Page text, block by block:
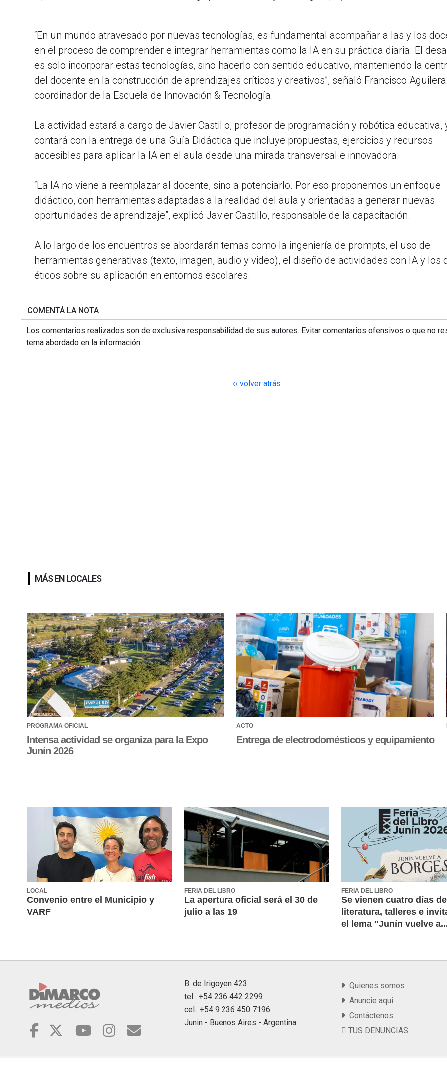
“En un mundo atravesado por nuevas tecnologías, es fundamental acompañar a las y los
en el proceso de comprender e integrar herramientas como la IA en su práctica diaria. El
es solo incorporar estas tecnologías, sino hacerlo con sentido educativo, manteniendo la
del docente en la construcción de aprendizajes críticos y creativos”, señaló Francisco Aguilera,
coordinador de la Escuela de Innovación & Tecnología.
La actividad estará a cargo de Javier Castillo, profesor de programación y robótica educativa,
contará con la entrega de una Guía Didáctica que incluye propuestas, ejercicios y recursos
accesibles para aplicar la IA en el aula desde una mirada transversal e innovadora.
“La IA no viene a reemplazar al docente, sino a potenciarlo. Por eso proponemos un enfoque
didáctico, con herramientas adaptadas a la realidad del aula y orientadas a generar nuevas
oportunidades de aprendizaje”, explicó Javier Castillo, responsable de la capacitación.
A lo largo de los encuentros se abordarán temas como la ingeniería de prompts, el uso de
herramientas generativas (texto, imagen, audio y video), el diseño de actividades con IA y los
éticos sobre su aplicación en entornos escolares.
COMENTÁ LA NOTA
Los comentarios realizados son de exclusiva responsabilidad de sus autores. Evitar comentarios ofensivos o que no
tema abordado en la información.
‹‹ volver atrás
MÁS EN LOCALES
PROGRAMA OFICIAL
Intensa actividad se organiza para la Expo
Junín 2026
ACTO
Entrega de electrodomésticos y equipamiento
LOCAL
Convenio entre el Municipio y
VARF
FERIA DEL LIBRO
La apertura oficial será el 30 de
julio a las 19
FERIA DEL LIBRO
Se vienen cuatro días de
literatura, talleres e
el lema "Junín vuelve a...
B. de Irigoyen 423
tel : +54 236 442 2299
cel.: +54 9 236 450 7196
Junin - Buenos Aires - Argentina
Quienes somos
Anuncie aqui
Contáctenos
TUS DENUNCIAS